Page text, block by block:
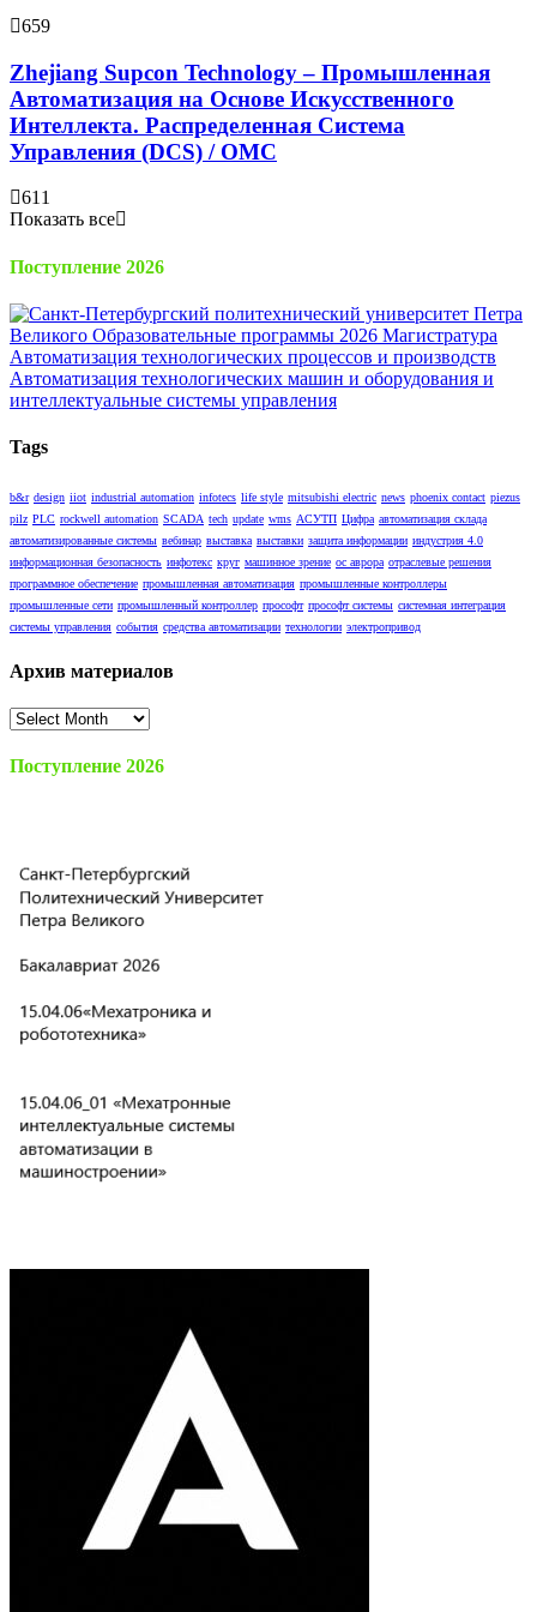
659
Zhejiang Supcon Technology – Промышленная
Автоматизация на Основе Искусственного
Интеллекта. Распределенная Cистема
Управления (DCS) / OMC
611
Показать все
Поступление 2026
Tags
b&r design iiot industrial automation infotecs life style mitsubishi electric news phoenix contact piezus
pilz PLC rockwell automation SCADA tech update wms АСУТП Цифра автоматизация склада
автоматизированные системы вебинар выставка выставки защита информации индустрия 4.0
информационная безопасность инфотекс круг машинное зрение ос аврора отраслевые решения
программное обеспечение промышленная автоматизация промышленные контроллеры
промышленные сети промышленный контроллер прософт прософт системы системная интеграция
системы управления события средства автоматизации технологии электропривод
Архив материалов
Архив
Поступление 2026